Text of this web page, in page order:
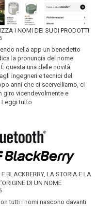
I NOMI DEI SUOI PRODOTTI
nella app un benedetto
la pronuncia del nome
questa una delle novità
ingegneri e tecnici del
anni che ci scervelliamo, ci
giro vicendevolmente e
Leggi tutto
NOMI
DEI
SUOI
PRODOTTI
BLACKBERRY, LA STORIA E LA
DI UN NOME
tutti i nomi nascono davanti